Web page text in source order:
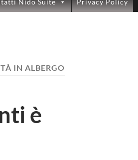
Nido Suite Privacy Policy
IN ALBERGO
è